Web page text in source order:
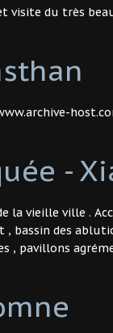
visite du très
-
la vieille ville .
bassin des
, pavillons